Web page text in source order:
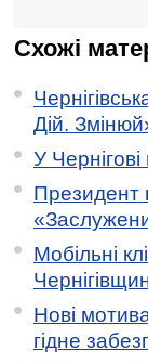
Схожі
Дій.
У
Президент
Мобільні
Нові
гідне